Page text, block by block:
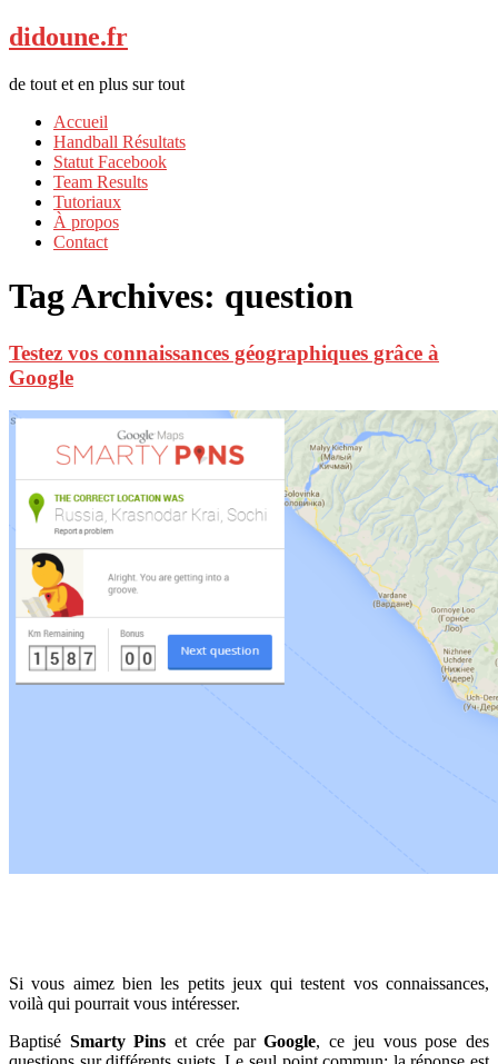
didoune.fr
de tout et en plus sur tout
Accueil
Handball Résultats
Statut Facebook
Team Results
Tutoriaux
À propos
Contact
Tag Archives: question
Testez vos connaissances géographiques grâce à
Google
Si vous aimez bien les petits jeux qui testent vos connaissances,
voilà qui pourrait vous intéresser.
Baptisé Smarty Pins et crée parGoogle, ce jeu vous pose des